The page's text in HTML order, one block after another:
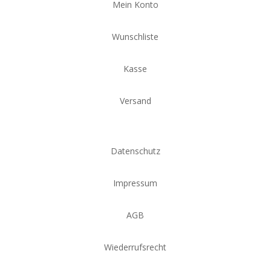
Mein Konto
Wunschliste
Kasse
Versand
Datenschutz
Impressum
AGB
Wiederrufsrecht